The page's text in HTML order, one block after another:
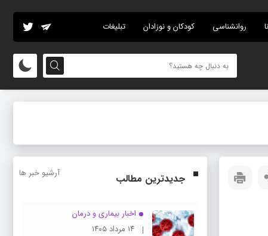
روانشناسی کودکان و نوزادان تبلیغات
جدیدترین مطالب آرشیو خبر ها
اخبار بیماری و درمان
۱۴ مرداد ۱۴۰۵